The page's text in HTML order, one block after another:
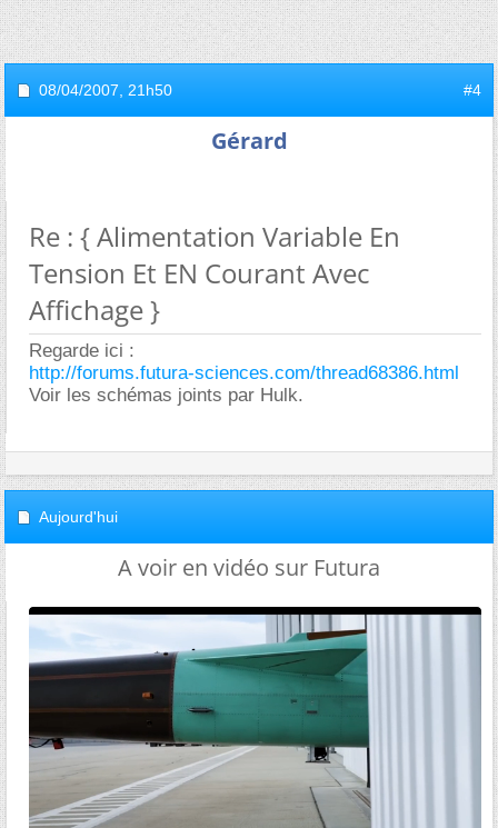
08/04/2007, 21h50 #4
Gérard
Re : { Alimentation Variable En
Tension Et EN Courant Avec
Affichage }
Regarde ici :
http://forums.futura-sciences.com/thread68386.html
Voir les schémas joints par Hulk.
Aujourd'hui
A voir en vidéo sur Futura